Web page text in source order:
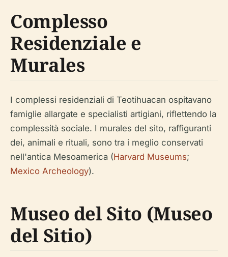
Complesso
Residenziale e
Murales
I complessi residenziali di Teotihuacan ospitavano
famiglie allargate e specialisti artigiani, riflettendo la
complessità sociale. I murales del sito, raffiguranti
dei, animali e rituali, sono tra i meglio conservati
nell'antica Mesoamerica (Harvard Museums;
Mexico Archeology).
Museo del Sito (Museo
del Sitio)